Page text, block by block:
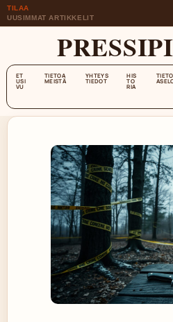
TILAA
UUSIMMAT ARTIKKELIT
ET
USI
VU
TIETOA
MEISTÄ
YHTEYS
TIEDOT
HIS
TO
RIA